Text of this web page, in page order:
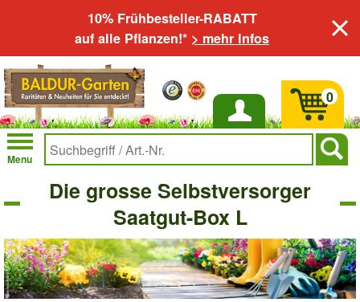
10% Frühbesteller-RABATT
auf alle Pflanzen!* > mehr Infos
Anmelden
Menu
0
Die grosse Selbstversorger
Saatgut-Box L